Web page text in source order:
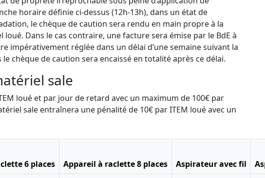
horaire définie ci-dessus (12h-13h), dans un état de
le chèque de caution sera rendu en main propre à la
Dans le cas contraire, une facture sera émise par le BdE à
impérativement réglée dans un délai d’une semaine suivant la
le chèque de caution sera encaissé en totalité après ce délai.
sale
loué et par jour de retard avec un maximum de 100€ par
sale entraînera une pénalité de 10€ par ITEM loué avec un
6 places Appareil à raclette 8 places Aspirateur avec fil